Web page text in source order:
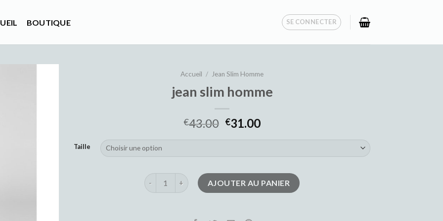
BOUTIQUE SE CONNECTER
Accueil / Jean Slim Homme
jean slim homme
€43.00 €31.00
Taille
quantité de jean slim hommeAJOUTER AU PANIER